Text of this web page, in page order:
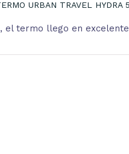
URBAN TRAVEL HYDRA
el termo llego en